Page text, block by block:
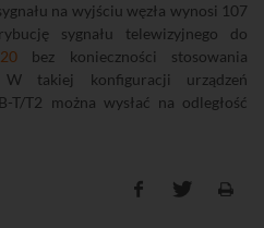
na wyjściu węzła wynosi 107
sygnału telewizyjnego do
bez konieczności stosowania
W takiej konfiguracji urządzeń
T/T2 można wysłać na odległość